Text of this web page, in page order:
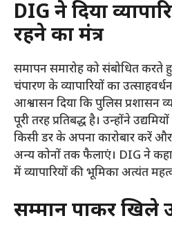
DIG ने दिया
रहने का मंत्र
​समापन समारोह को संबोधित करते
चंपारण के व्यापारियों का
आश्वासन दिया कि पुलिस प्रशासन
पूरी तरह प्रतिबद्ध है। उन्होंने
किसी डर के अपना कारोबार करें
अन्य कोनों तक फैलाएं। DIG ने
में व्यापारियों की भूमिका अत्यंत
सम्मान पाकर खिले